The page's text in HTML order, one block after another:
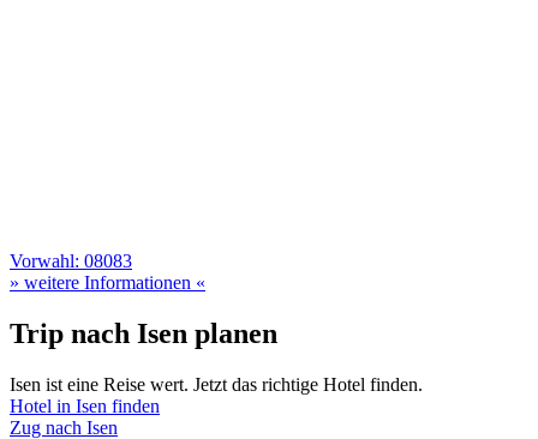
Vorwahl: 08083
» weitere Informationen «
Trip nach Isen planen
Isen ist eine Reise wert. Jetzt das richtige Hotel finden.
Hotel in Isen finden
Zug nach Isen